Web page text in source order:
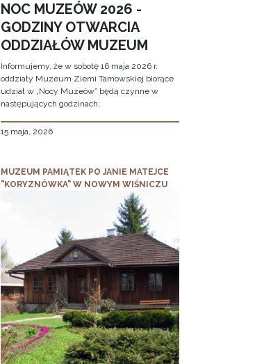
NOC MUZEÓW 2026 -
GODZINY OTWARCIA
ODDZIAŁÓW MUZEUM
Informujemy, że w sobotę 16 maja 2026 r.
oddziały Muzeum Ziemi Tarnowskiej biorące
udział w „Nocy Muzeów” będą czynne w
następujących godzinach:
15 maja, 2026
MUZEUM PAMIĄTEK PO JANIE MATEJCE
"KORYZNÓWKA" W NOWYM WIŚNICZU